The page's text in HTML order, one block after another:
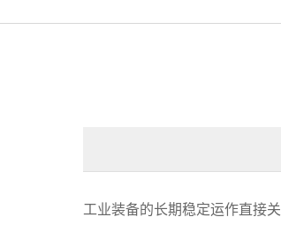
工业装备的长期稳定运作直接